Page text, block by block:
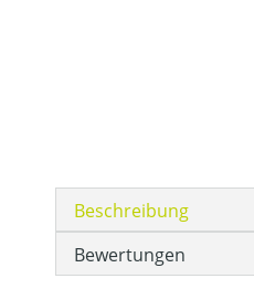
Beschreibung
Bewertungen